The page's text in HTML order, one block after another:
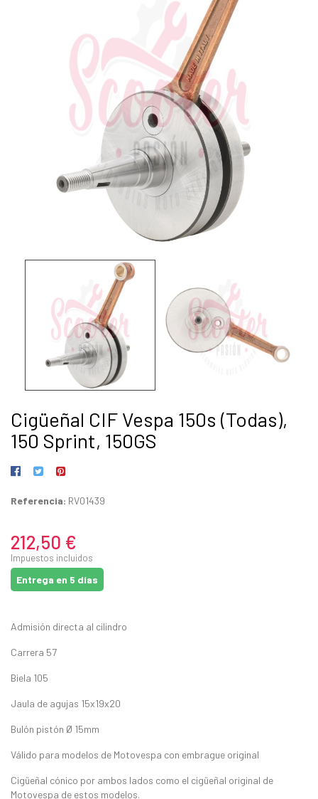
Cigüeñal CIF Vespa 150s (Todas),
150 Sprint, 150GS
Referencia: RV01439
212,50 €
Impuestos incluidos
Entrega en 5 días
Admisión directa al cilindro
Carrera 57
Biela 105
Jaula de agujas 15x19x20
Bulón pistón Ø 15mm
Válido para modelos de Motovespa con embrague original
Cigüeñal cónico por ambos lados como el cigüeñal original de
Motovespa de estos modelos.